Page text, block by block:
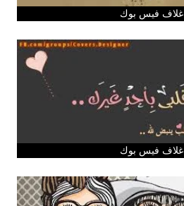
غلاف فيس بوك
غلاف فيس بوك